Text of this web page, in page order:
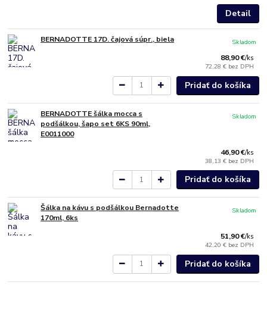
Detail
BERNADOTTE 17D. čajová súpr., biela
88,90 €/ks
72,28 € bez DPH
Skladom
Pridať do košíka
BERNADOTTE šálka mocca s
podšálkou, šapo set 6KS 90ml,
E0011000
46,90 €/ks
38,13 € bez DPH
Skladom
Pridať do košíka
Šálka na kávu s podšálkou Bernadotte
170ml, 6ks
51,90 €/ks
42,20 € bez DPH
Skladom
Pridať do košíka